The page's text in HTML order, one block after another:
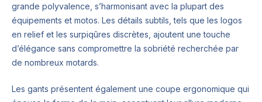
grande polyvalence, s’harmonisant avec la plupart des
équipements et motos. Les détails subtils, tels que les logos
en relief et les surpiqûres discrètes, ajoutent une touche
d’élégance sans compromettre la sobriété recherchée par
de nombreux motards.
Les gants présentent également une coupe ergonomique qui